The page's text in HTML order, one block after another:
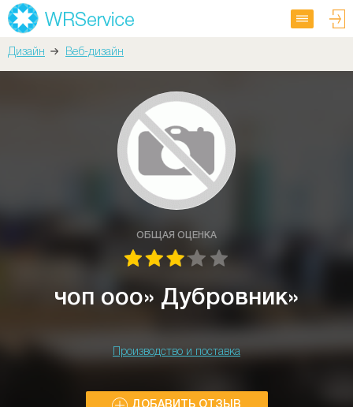
Дизайн Веб-дизайн
ОБЩАЯ ОЦЕНКА
чоп ооо» Дубровник»
Производство и поставка